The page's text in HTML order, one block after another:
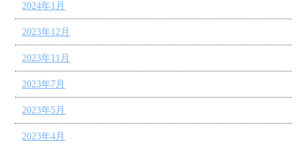
2024年1月
2023年12月
2023年11月
2023年7月
2023年5月
2023年4月